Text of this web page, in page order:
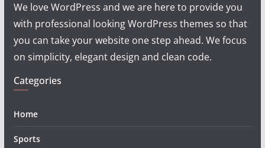
We love WordPress and we are here to provide you
with professional looking WordPress themes so that
you can take your website one step ahead. We focus
on simplicity, elegant design and clean code.
Categories
Home
Sports